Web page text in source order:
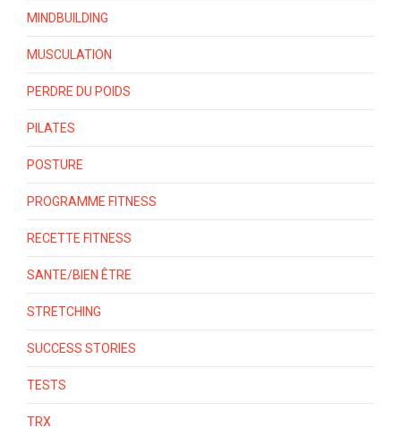
MINDBUILDING
MUSCULATION
PERDRE DU POIDS
PILATES
POSTURE
PROGRAMME FITNESS
RECETTE FITNESS
SANTE/BIEN ÊTRE
STRETCHING
SUCCESS STORIES
TESTS
TRX